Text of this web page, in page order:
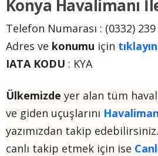
Konya Havalimanı
Telefon Numarası : (0332) 239
Adres ve konumu için tıklayın
IATA KODU : KYA
Ülkemizde yer alan tüm
ve giden uçuşlarını
yazımızdan takip
canlı takip etmek için ise